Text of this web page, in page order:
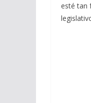
esté tan